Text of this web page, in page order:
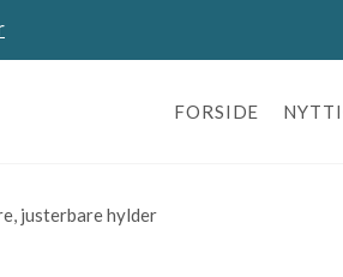
FORSIDE
justerbare hylder